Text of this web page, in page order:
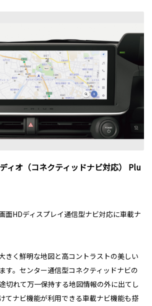
ィオ（コネクティッドナビ対応） Plu
面HDディスプレイ通信型ナビ対応に車載ナ
きく鮮明な地図と高コントラストの美しい
す。センター通信型コネクティッドナビの
切れて万一保持する地図情報の外に出てし
てナビ機能が利用できる車載ナビ機能も搭